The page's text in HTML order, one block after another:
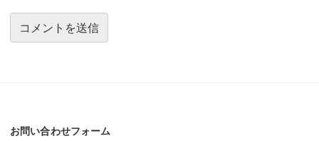
お問い合わせフォーム